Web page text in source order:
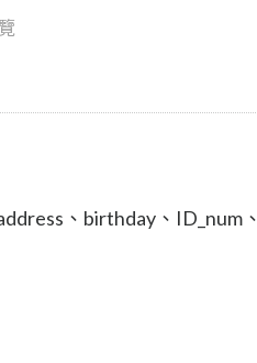
、birthday、ID_num、